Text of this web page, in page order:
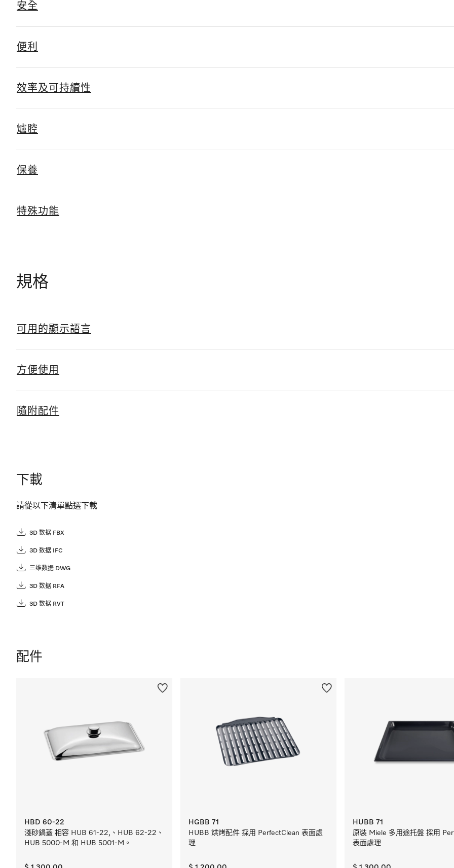
安全
便利
效率及可持續性
爐腔
保養
特殊功能
規格
可用的顯示語言
方便使用
隨附配件
下載
請從以下清單點選下載
3D 数据 FBX
3D 数据 IFC
三维数据 DWG
3D 数据 RFA
3D 数据 RVT
配件
HBD 60-22
淺砂鍋蓋 相容 HUB 61-22,、HUB 62-22、
HUB 5000-M 和 HUB 5001-M。
HGBB 71
HUBB 烘烤配件 採用 PerfectClean 表面處
理
HUBB 71
原裝 Miele 多用途托盤 採用
表面處理